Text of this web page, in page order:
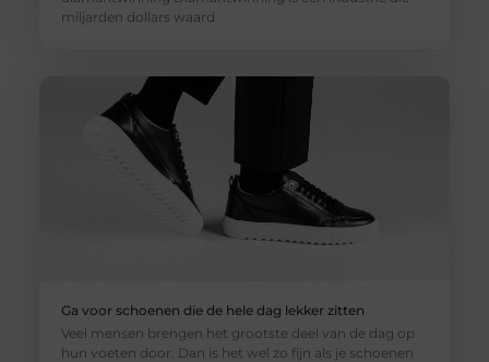
miljarden dollars waard
Ga voor schoenen die de hele dag lekker zitten
Veel mensen brengen het grootste deel van de dag op
hun voeten door. Dan is het wel zo fijn als je schoenen